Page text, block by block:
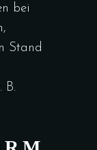
bei
Stand
B.